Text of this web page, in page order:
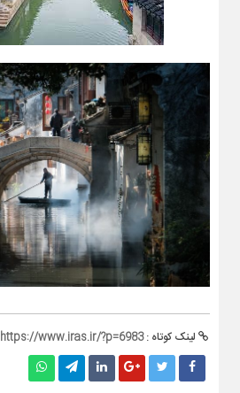
لینک کوتاه :https://www.iras.ir/?p=6983